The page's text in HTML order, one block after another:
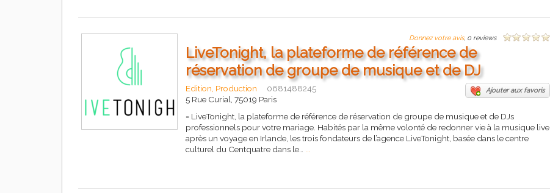
Donnez votre avis, 0 reviews
LiveTonight, la plateforme de référence de
réservation de groupe de musique et de DJ
Edition, Production Ajouter aux favoris
0681488245
5 Rue Curial, 75019 Paris
- LiveTonight, la plateforme de référence de réservation de groupe de musique et de DJs
professionnels pour votre mariage. Habités par la même volonté de redonner vie à la musique live
après un voyage en Irlande, les trois fondateurs de l’agence LiveTonight, basée dans le centre
culturel du Centquatre dans le…